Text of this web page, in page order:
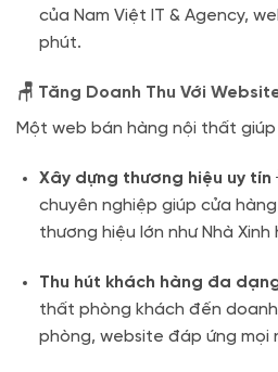
của Nam Việt IT & Agency,
phút.
🪑 Tăng Doanh Thu Với
Một web bán hàng nội thất giúp
Xây dựng thương hiệu uy tín
chuyên nghiệp giúp cửa
thương hiệu lớn như Nhà Xinh
Thu hút khách hàng đa
thất phòng khách đến
phòng, website đáp ứng mọi